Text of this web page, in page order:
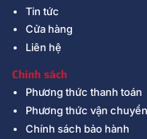
Tin tức
Cửa hàng
Liên hệ
Chính sách
Phương thức thanh toán
Phương thức vận chuyển
Chính sách bảo hành